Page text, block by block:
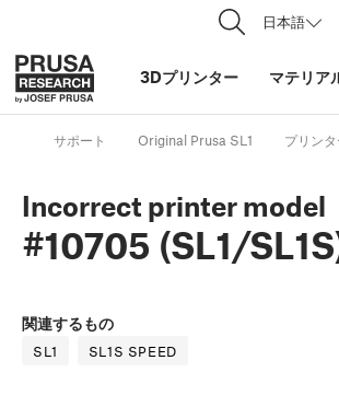
日本語
3Dプリンター マテリア
サポート Original Prusa SL1 プリン
Incorrect printer model
#10705 (SL1/
関連するもの
SL1 SL1S SPEED